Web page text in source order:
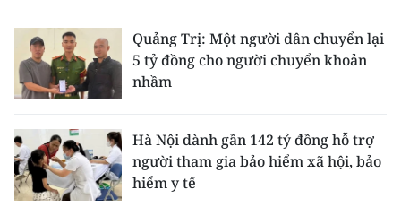
Quảng Trị: Một người dân chuyển lại
5 tỷ đồng cho người chuyển khoản
nhầm
Hà Nội dành gần 142 tỷ đồng hỗ trợ
người tham gia bảo hiểm xã hội, bảo
hiểm y tế